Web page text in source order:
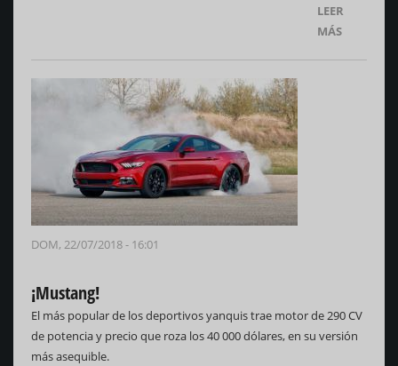
LEER
MÁS
DOM, 22/07/2018 - 16:01
¡Mustang!
El más popular de los deportivos yanquis trae motor de 290 CV
de potencia y precio que roza los 40 000 dólares, en su versión
más asequible.